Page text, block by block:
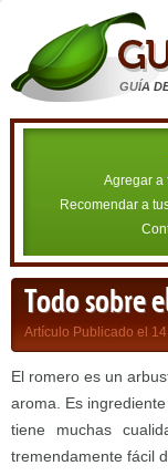
GUÍA
Agregar a
Recomendar a
Todo sobre
Artículo Publicado el
El romero es un
aroma. Es
tiene muchas
tremendamente fácil